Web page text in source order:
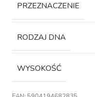
PRZEZNACZENIE
RODZAJ DNA
WYSOKOŚĆ